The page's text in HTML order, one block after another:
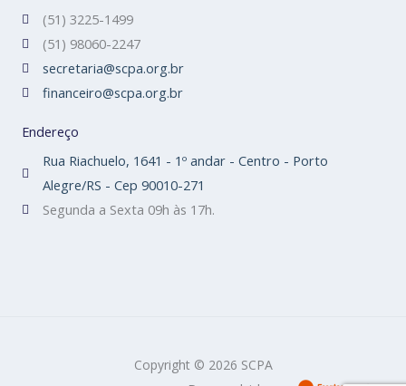
(51) 3225-1499
(51) 98060-2247
secretaria@scpa.org.br
financeiro@scpa.org.br
Endereço
Rua Riachuelo, 1641 - 1º andar - Centro - Porto
Alegre/RS - Cep 90010-271
Segunda a Sexta 09h às 17h.
Copyright © 2026 SCPA